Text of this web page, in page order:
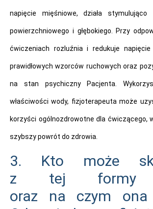
napięcie mięśniowe, działa stymulująco
powierzchniowego i głębokiego. Przy
ćwiczeniach rozluźnia i redukuje
prawidłowych wzorców ruchowych oraz
na stan psychiczny Pacjenta.
właściwości wody, fizjoterapeuta może
korzyści ogólnozdrowotne dla ćwiczącego,
szybszy powrót do zdrowia.
3. Kto może
z tej formy
oraz na czym ona